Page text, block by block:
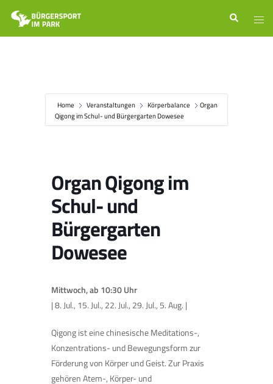
Zum
Inhalt
springen
Suche
Home Veranstaltungen Körperbalance
Organ
Qigong im Schul- und Bürgergarten Dowesee
Organ Qigong im
Schul- und
Bürgergarten
Dowesee
Mittwoch, ab 10:30 Uhr
| 8. Jul., 15. Jul., 22. Jul., 29. Jul., 5. Aug. |
Qigong ist eine chinesische Meditations-,
Konzentrations- und Bewegungsform zur
Förderung von Körper und Geist. Zur Praxis
gehören Atem-, Körper- und